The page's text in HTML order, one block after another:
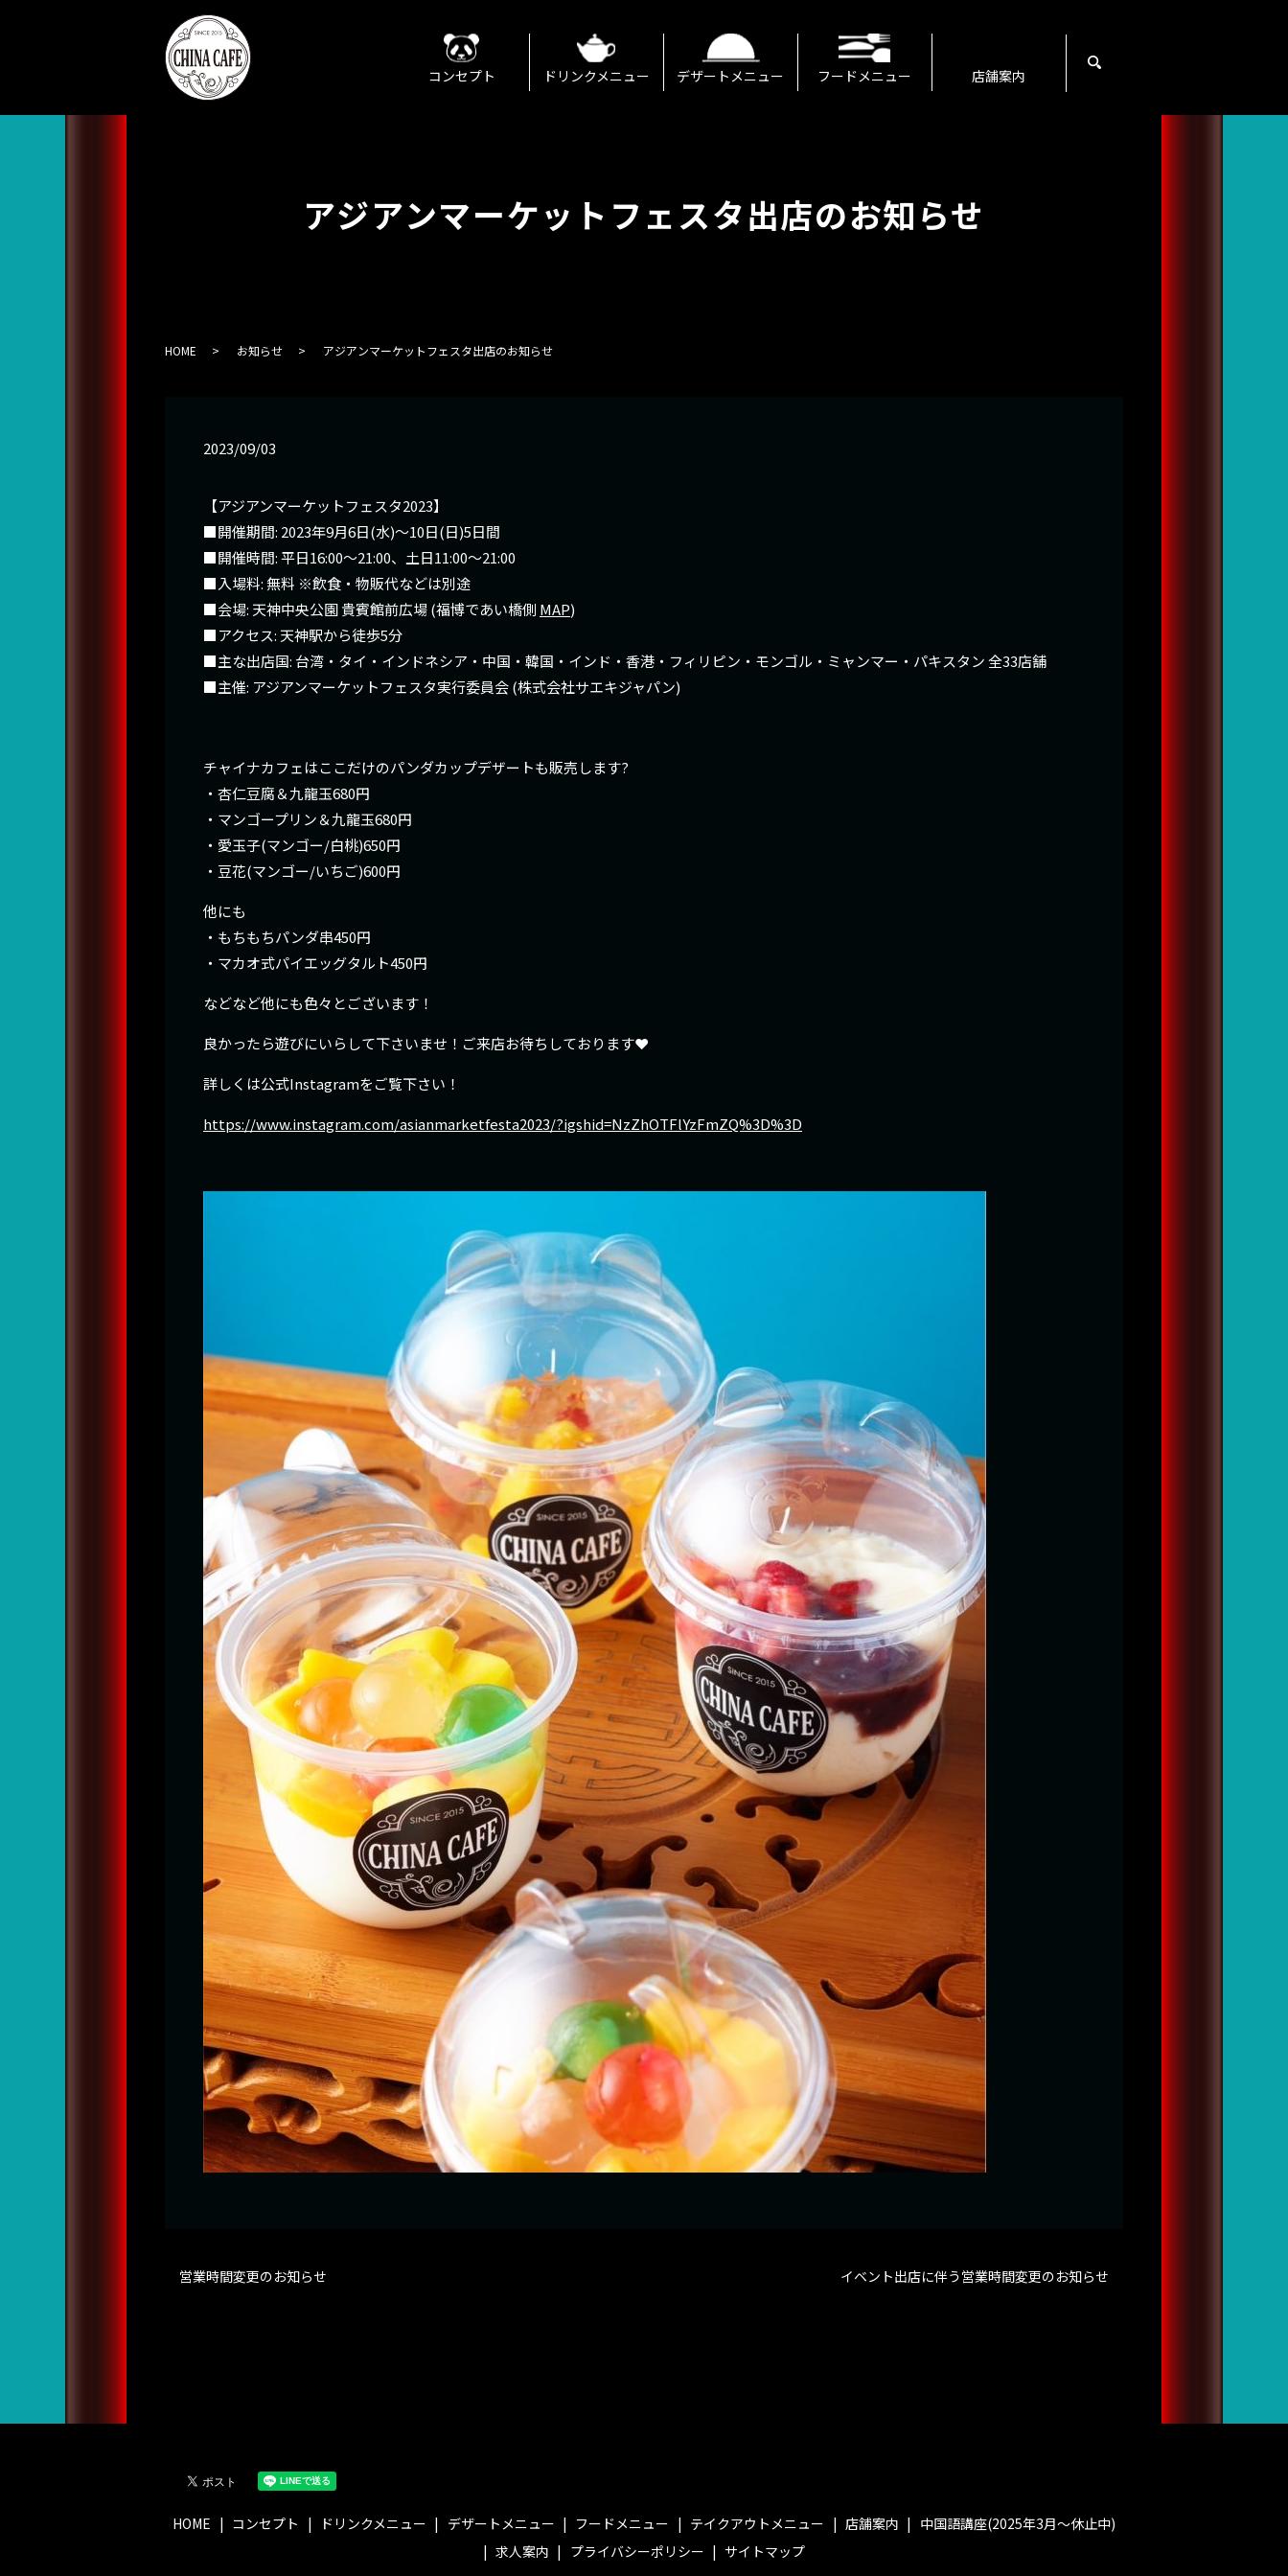
コンセプト ドリンクメニュー デザートメニュー フードメニュー 店舗案内
アジアンマーケットフェスタ出店のお知らせ
HOME お知らせ アジアンマーケットフェスタ出店のお知らせ
2023/09/03
【アジアンマーケットフェスタ2023】
■開催期間: 2023年9月6日(水)～10日(日)5日間
■開催時間: 平日16:00～21:00、土日11:00～21:00
■入場料: 無料 ※飲食・物販代などは別途
■会場: 天神中央公園 貴賓館前広場 (福博であい橋側 MAP)
■アクセス: 天神駅から徒歩5分
■主な出店国: 台湾・タイ・インドネシア・中国・韓国・インド・香港・フィリピン・モンゴル・ミャンマー・パキスタン 全33店舗
■主催: アジアンマーケットフェスタ実行委員会 (株式会社サエキジャパン)
チャイナカフェはここだけのパンダカップデザートも販売します?
・杏仁豆腐＆九龍玉680円
・マンゴープリン＆九龍玉680円
・愛玉子(マンゴー/白桃)650円
・豆花(マンゴー/いちご)600円
他にも
・もちもちパンダ串450円
・マカオ式パイエッグタルト450円
などなど他にも色々とございます！
良かったら遊びにいらして下さいませ！ご来店お待ちしております❤️
詳しくは公式Instagramをご覧下さい！
https://www.instagram.com/asianmarketfesta2023/?igshid=NzZhOTFlYzFmZQ%3D%3D
営業時間変更のお知らせ イベント出店に伴う営業時間変更のお知らせ
HOME コンセプト ドリンクメニュー デザートメニュー フードメニュー テイクアウトメニュー 店舗案内
中国語講座(2025年3月〜休止中)
求人案内
プライバシーポリシー サイトマップ